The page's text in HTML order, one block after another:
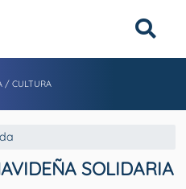
/ CULTURA
SOLIDARIA